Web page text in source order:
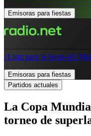
Emisoras para fiestas
¿Listo para la fiesta del
Emisoras para fiestas
Partidos actuales
La Copa
torneo de